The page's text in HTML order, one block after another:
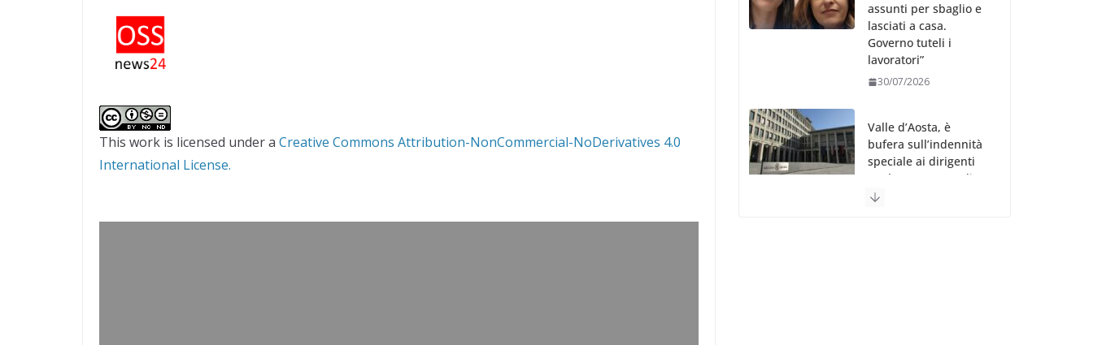
This work is licensed under a Creative Commons Attribution-NonCommercial-NoDerivatives 4.0
International License.
assunti per sbaglio e
lasciati a casa.
Governo tuteli i
lavoratori”
30/07/2026
Valle d’Aosta, è
bufera sull’indennità
speciale ai dirigenti
Ausl. Le proteste di
minoranza e